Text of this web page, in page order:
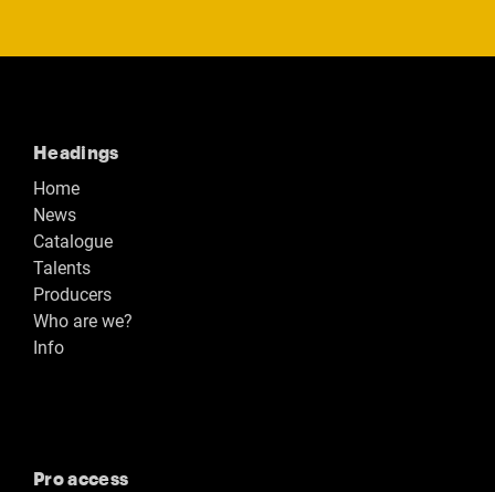
Headings
Home
News
Catalogue
Talents
Producers
Who are we?
Info
Pro access